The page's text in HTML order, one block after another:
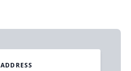
ADDRESS